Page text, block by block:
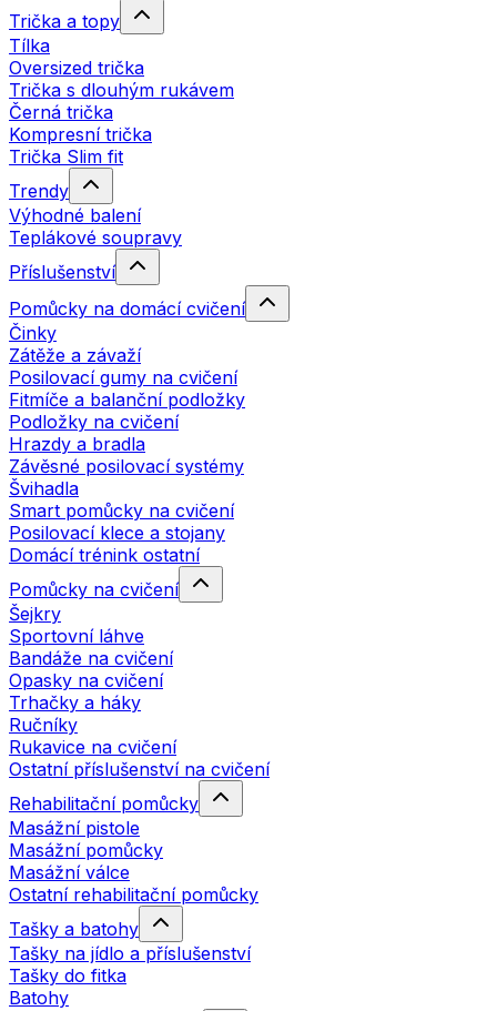
Trička a topy
Tílka
Oversized trička
Trička s dlouhým rukávem
Černá trička
Kompresní trička
Trička Slim fit
Trendy
Výhodné balení
Teplákové soupravy
Příslušenství
Pomůcky na domácí cvičení
Činky
Zátěže a závaží
Posilovací gumy na cvičení
Fitmíče a balanční podložky
Podložky na cvičení
Hrazdy a bradla
Závěsné posilovací systémy
Švihadla
Smart pomůcky na cvičení
Posilovací klece a stojany
Domácí trénink ostatní
Pomůcky na cvičení
Šejkry
Sportovní láhve
Bandáže na cvičení
Opasky na cvičení
Trhačky a háky
Ručníky
Rukavice na cvičení
Ostatní příslušenství na cvičení
Rehabilitační pomůcky
Masážní pistole
Masážní pomůcky
Masážní válce
Ostatní rehabilitační pomůcky
Tašky a batohy
Tašky na jídlo a příslušenství
Tašky do fitka
Batohy